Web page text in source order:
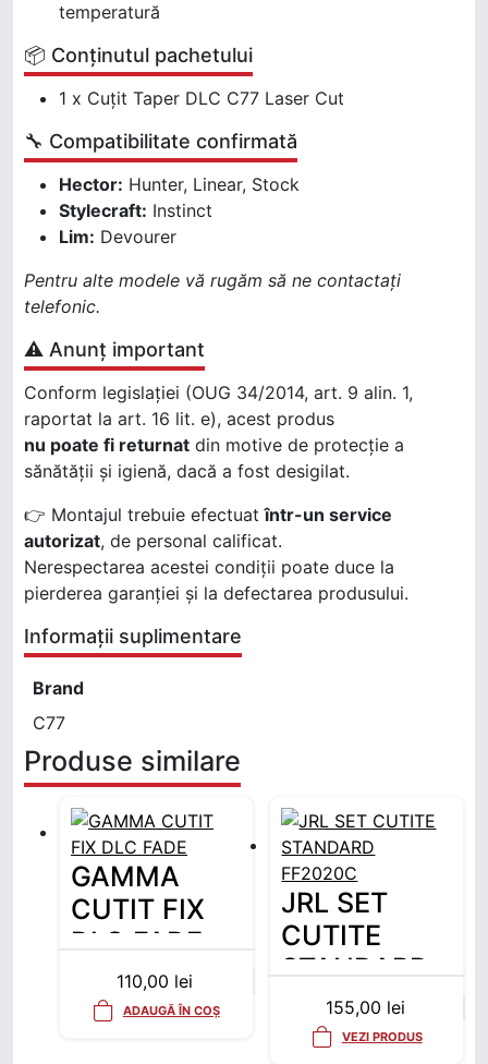
temperatură
📦 Conținutul pachetului
1 x Cuțit Taper DLC C77 Laser Cut
🔧 Compatibilitate confirmată
Hector: Hunter, Linear, Stock
Stylecraft: Instinct
Lim: Devourer
Pentru alte modele vă rugăm să ne contactați
telefonic.
⚠️ Anunț important
Conform legislației (OUG 34/2014, art. 9 alin. 1,
raportat la art. 16 lit. e), acest produs
nu poate fi returnat din motive de protecție a
sănătății și igienă, dacă a fost desigilat.
👉 Montajul trebuie efectuatîntr-un service
autorizat, de personal calificat.
Nerespectarea acestei condiții poate duce la
pierderea garanției și la defectarea produsului.
Informații suplimentare
Brand
C77
Produse similare
GAMMA
CUTIT FIX
DLC FADE
110,00 lei
ADAUGĂ ÎN COȘ
JRL SET
CUTITE
STANDARD
FF2020C
155,00 lei
VEZI PRODUS